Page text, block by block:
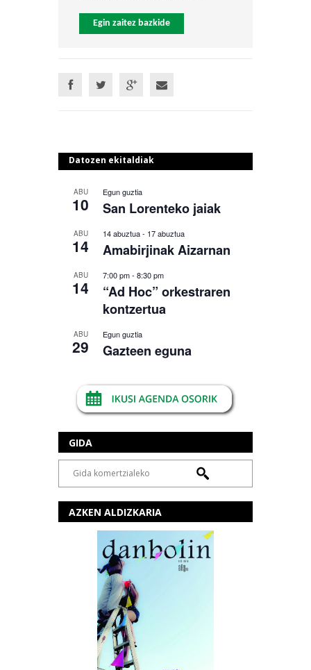
Egin zaitez bazkide
Datozen ekitaldiak
ABU
10
Egun guztia
San Lorenteko jaiak
ABU
14
14 abuztua- 17 abuztua
Amabirjinak Aizarnan
ABU
14
7:00 pm- 8:30 pm
“Ad Hoc” orkestraren
kontzertua
ABU
29
Egun guztia
Gazteen eguna
GIDA
AZKEN ALDIZKARIA